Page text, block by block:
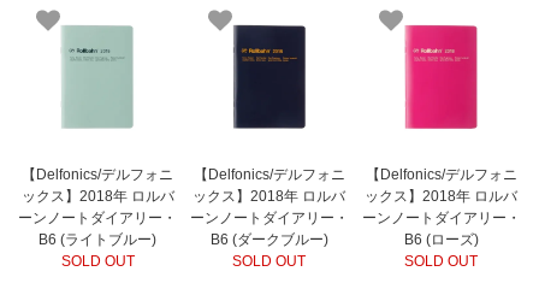
【Delfonics/デルフォニ
ックス】2018年 ロルバ
ーンノートダイアリー・
B6 (ライトブルー)
SOLD OUT
【Delfonics/デルフォニ
ックス】2018年 ロルバ
ーンノートダイアリー・
B6 (ダークブルー)
SOLD OUT
【Delfonics/デルフォニ
ックス】2018年 ロルバ
ーンノートダイアリー・
B6 (ローズ)
SOLD OUT